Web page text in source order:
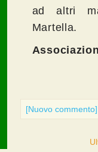
ad altri
Martella.
[Nuovo commento]